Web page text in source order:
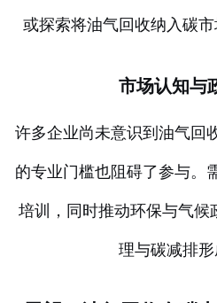
或探索将油气回收纳入碳市
市场认知与
许多企业尚未意识到油气回
的专业门槛也阻碍了参与。
培训，同时推动环保与气候
理与碳减排形